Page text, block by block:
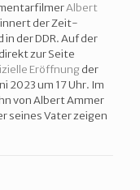
Albert
der Zeit-
der DDR. Auf der
zur Seite
Eröffnung der
2023 um 17 Uhr. Im
von Albert Ammer
seines Vater zeigen